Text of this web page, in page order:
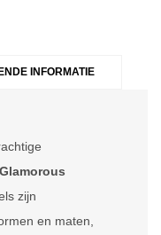
INFORMATIE
Glamorous
zijn
en maten,